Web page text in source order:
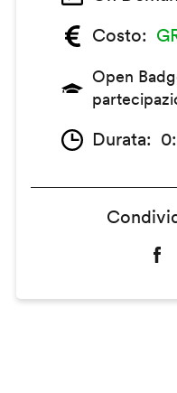
Costo
Open
Durata